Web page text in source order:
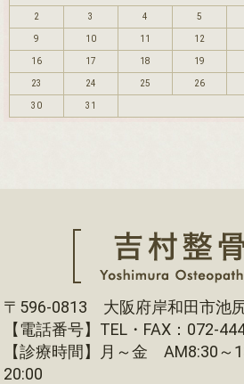
2 3 4 5
9 10 11 12
16 17 18 19
23 24 25 26
30 31
〒596-0813 大阪府岸和田市池
【電話番号】TEL・FAX：072-
【診療時間】月～金 AM8:30～
20:00